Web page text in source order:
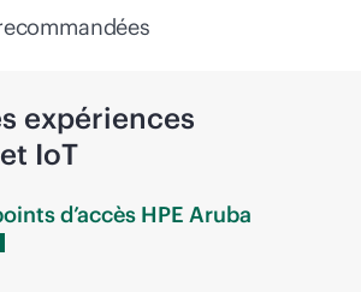
expériences
IoT
d’accès HPE Aruba